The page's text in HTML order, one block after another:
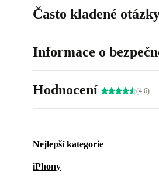
Často kladené
Informace o
Hodnocení (4.6)
Nejlepší kategorie
iPhony